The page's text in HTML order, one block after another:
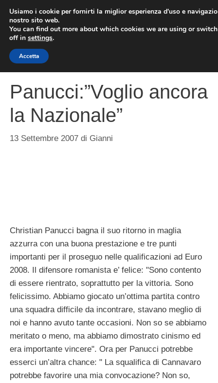
contenuto
Panucci:”Voglio ancora
la Nazionale”
13 Settembre 2007 di Gianni
Christian Panucci bagna il suo ritorno in maglia
azzurra con una buona prestazione e tre punti
importanti per il proseguo nelle qualificazioni ad Euro
2008. Il difensore romanista e’ felice: "Sono contento
di essere rientrato, soprattutto per la vittoria. Sono
felicissimo. Abbiamo giocato un’ottima partita contro
una squadra difficile da incontrare, stavano meglio di
noi e hanno avuto tante occasioni. Non so se abbiamo
meritato o meno, ma abbiamo dimostrato cinismo ed
era importante vincere". Ora per Panucci potrebbe
esserci un’altra chance: " La squalifica di Cannavaro
potrebbe favorire una mia convocazione? Non so,
Usiamo i cookie per fornirti la miglior esperienza d'uso e
nostro sito web.
You can find out more about which cookies we are using or
off in settings.
Accetta